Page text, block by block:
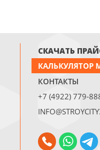
СКАЧАТЬ
КАЛЬКУЛЯТОР
КОНТАКТЫ
+7 (4922) 779-